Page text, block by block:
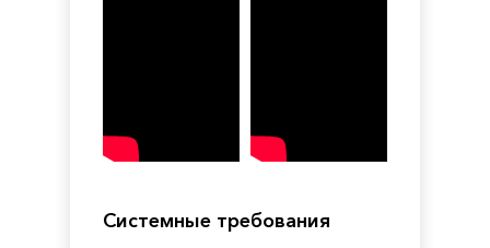
Системные требования